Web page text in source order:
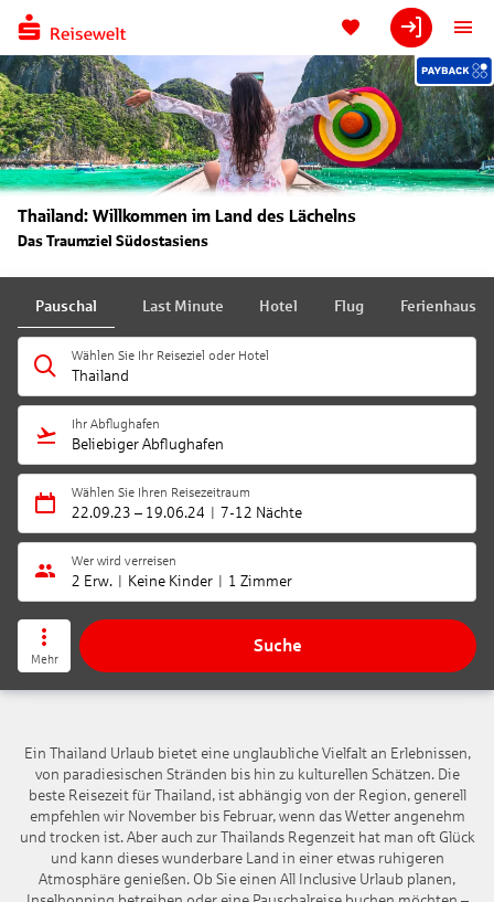
Thailand: Willkommen im Land des Lächelns
Das Traumziel Südostasiens
Pauschal Last Minute Hotel Flug Ferienhaus
Wählen Sie Ihr Reiseziel oder Hotel
Thailand
Ihr Abflughafen
Beliebiger Abflughafen
Wählen Sie Ihren Reisezeitraum
22.09.23 – 19.06.24 7-12 Nächte
Wer wird verreisen
2 Erw. Keine Kinder 1 Zimmer
Mehr
Suche
Ein Thailand Urlaub bietet eine unglaubliche Vielfalt an Erlebnissen,
von paradiesischen Stränden bis hin zu kulturellen Schätzen. Die
beste Reisezeit für Thailand, ist abhängig von der Region, generell
empfehlen wir November bis Februar, wenn das Wetter angenehm
und trocken ist. Aber auch zur Thailands Regenzeit hat man oft Glück
und kann dieses wunderbare Land in einer etwas ruhigeren
Atmosphäre genießen. Ob Sie einen All Inclusive Urlaub planen,